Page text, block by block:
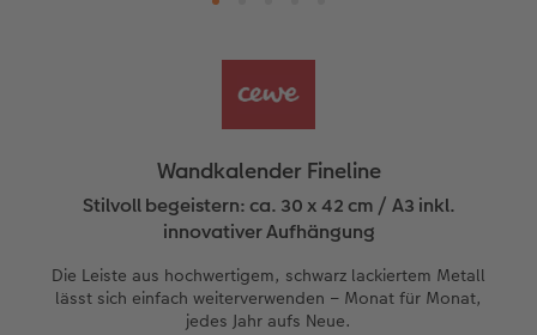
Personalisierter Schuber
CEWE FOTOBUCH Kids
Einband mit Leder und Leinen
Erste Schritte
Matte Prints
Fotosets
Fotosticker
Sofortfotos
Photo Streetmap Poster
hexxas
Acrylglas
Alu Dibond
Weitere Anlässe
Fotokarten
Postkarten
Einzelkarten im Direktversand
Dekoration
Schule & Büro
Haustiere
Faber-Castell
Wandkalender mit Design
Wandkalender A4 Panorama
Wandkalender A3
Tischkalender Quadratisch
Sofortgrusskarten
Sofortcollagen
Mehrteilige Sofortfotos
Biometrische Passfotos
Zum Geburtstag
Geschenke zum Abschied
Fotogeschenke zum Osterfest
für Brautpaare
Fotowettbewerbe
Kundengeschichten
App
Wandkalender Fineline
Stilvoll begeistern: ca. 30 x 42 cm / A3 inkl.
innovativer Aufhängung
Die Leiste aus hochwertigem, schwarz lackiertem Metall
lässt sich einfach weiterverwenden – Monat für Monat,
jedes Jahr aufs Neue.